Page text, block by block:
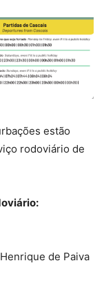
estão
rodoviário de
de Paiva